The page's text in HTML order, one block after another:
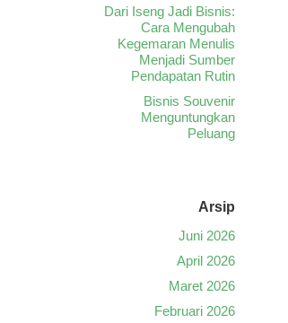
Dari Iseng Jadi Bisnis:
Cara Mengubah
Kegemaran Menulis
Menjadi Sumber
Pendapatan Rutin
Bisnis Souvenir
Menguntungkan
Peluang
Arsip
Juni 2026
April 2026
Maret 2026
Februari 2026